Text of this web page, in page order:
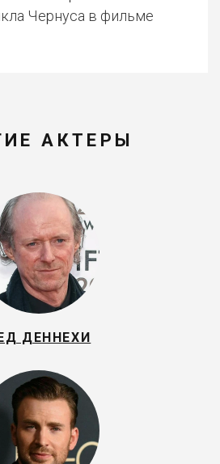
Чернуса в фильме
АКТЕРЫ
ДЕННЕХИ